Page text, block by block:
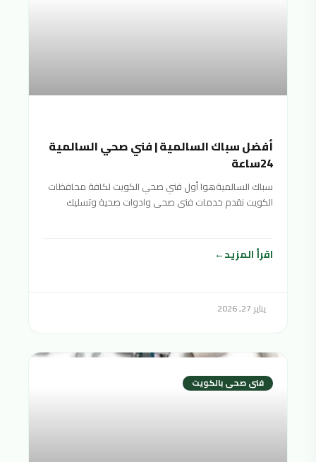
أفضل سباك السالمية | فني صحي السالمية
24ساعة
سباك السالميةهوا أول فني صحي الكويت لكافة محافظات
الكويت نقدم خدمات فنى صحى وادوات صحية وتسليك
اقرأ المزيد
يناير 27, 2026
فنى صحى بالكويت